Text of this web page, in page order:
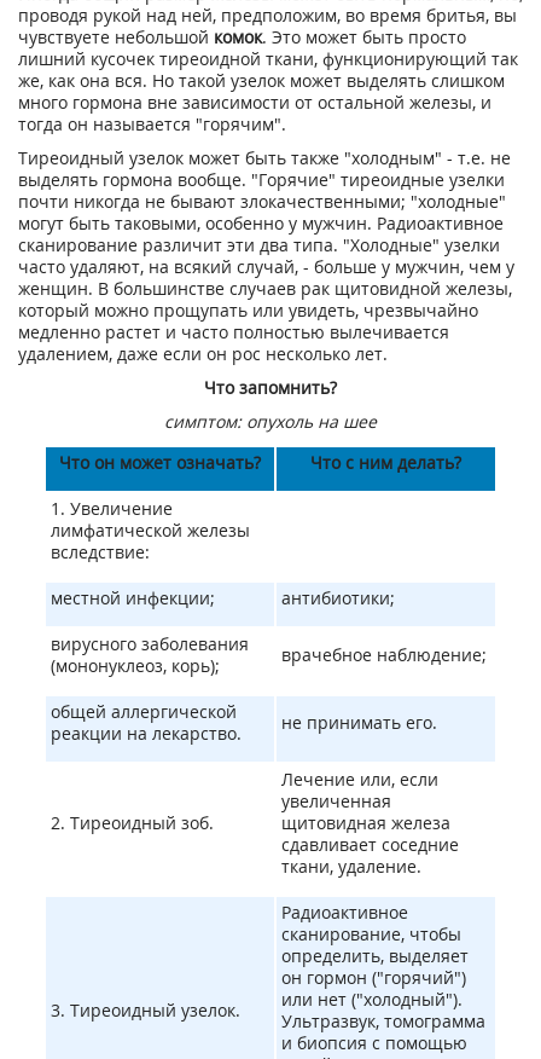
проводя рукой над ней, предположим, во время бритья, вы
чувствуете небольшой комок. Это может быть просто
лишний кусочек тиреоидной ткани, функционирующий так
же, как она вся. Но такой узелок может выделять слишком
много гормона вне зависимости от остальной железы, и
тогда он называется "горячим".
Тиреоидный узелок может быть также "холодным" - т.е. не
выделять гормона вообще. "Горячие" тиреоидные узелки
почти никогда не бывают злокачественными; "холодные"
могут быть таковыми, особенно у мужчин. Радиоактивное
сканирование различит эти два типа. "Холодные" узелки
часто удаляют, на всякий случай, - больше у мужчин, чем у
женщин. В большинстве случаев рак щитовидной железы,
который можно прощупать или увидеть, чрезвычайно
медленно растет и часто полностью вылечивается
удалением, даже если он рос несколько лет.
Что запомнить?
симптом: опухоль на шее
Что он может означать?
Что с ним делать?
1. Увеличение
лимфатической железы
вследствие:
местной инфекции;
антибиотики;
вирусного заболевания
(мононуклеоз, корь);
врачебное наблюдение;
общей аллергической
реакции на лекарство.
не принимать его.
2. Тиреоидный зоб.
Лечение или, если
увеличенная
щитовидная железа
сдавливает соседние
ткани, удаление.
3. Тиреоидный узелок.
Радиоактивное
сканирование, чтобы
определить, выделяет
он гормон ("горячий")
или нет ("холодный").
Ультразвук, томограмма
и биопсия с помощью